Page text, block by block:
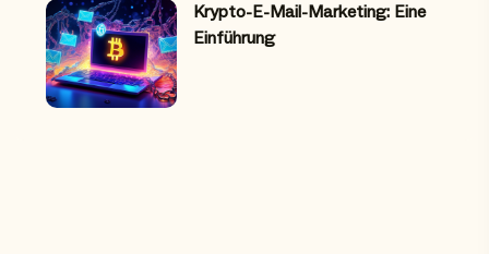
Krypto-E-Mail-Marketing: Eine
Einführung